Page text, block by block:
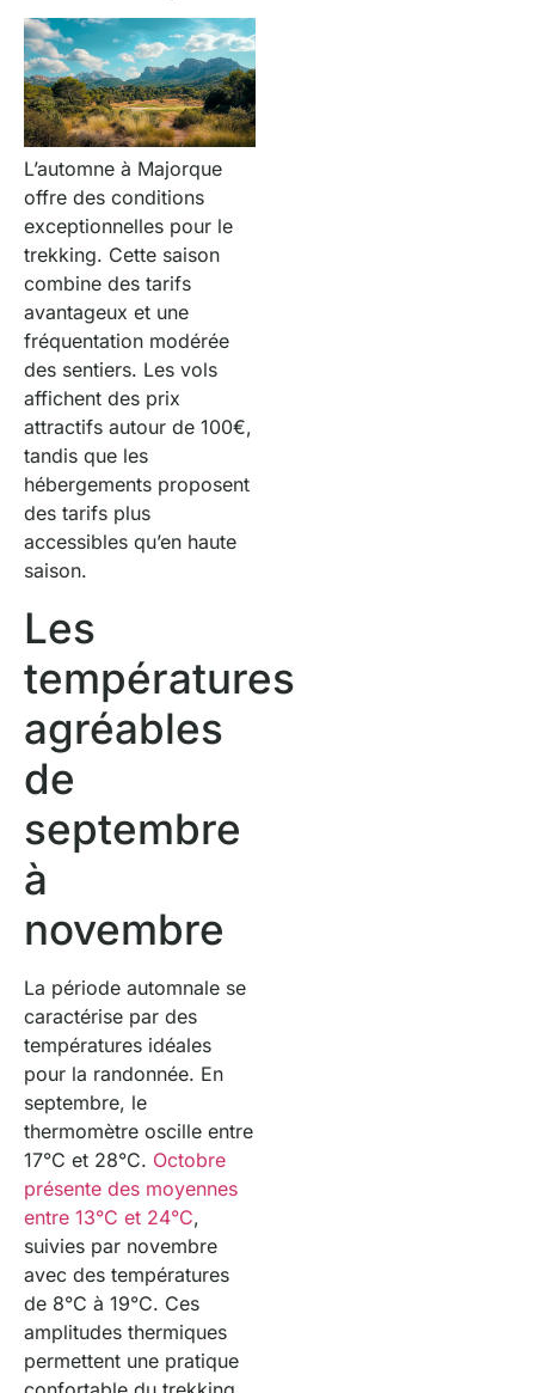
L’automne à Majorque
offre des conditions
exceptionnelles pour le
trekking. Cette saison
combine des tarifs
avantageux et une
fréquentation modérée
des sentiers. Les vols
affichent des prix
attractifs autour de 100€,
tandis que les
hébergements proposent
des tarifs plus
accessibles qu’en haute
saison.
Les
températures
agréables
de
septembre
à
novembre
La période automnale se
caractérise par des
températures idéales
pour la randonnée. En
septembre, le
thermomètre oscille entre
17°C et 28°C. Octobre
présente des moyennes
entre 13°C et 24°C,
suivies par novembre
avec des températures
de 8°C à 19°C. Ces
amplitudes thermiques
permettent une pratique